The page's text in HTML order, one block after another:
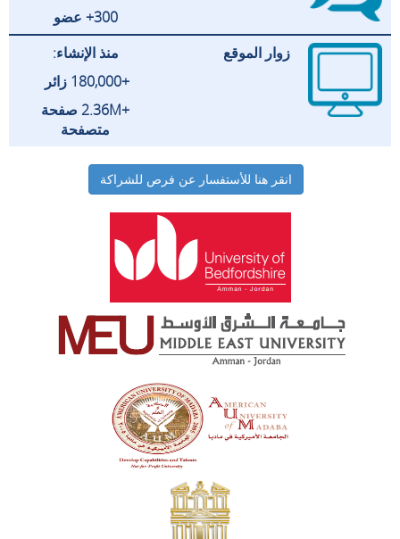
300+ عضو
زوار الموقع
منذ الإنشاء:
+180,000 زائر
+2.36M صفحة
متصفحة
انقر هنا للأستفسار عن فرص للشراكة